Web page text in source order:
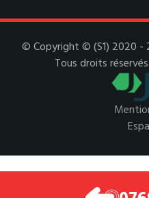
© Copyright © (S1) 2020 -
Tous droits